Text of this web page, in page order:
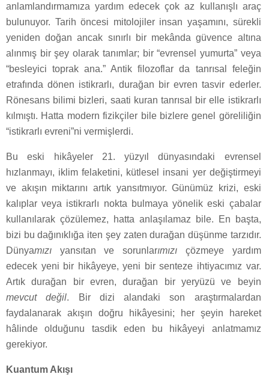
anlamlandırmamıza yardım edecek çok az kullanışlı araç
bulunuyor. Tarih öncesi mitolojiler insan yaşamını, sürekli
yeniden doğan ancak sınırlı bir mekânda güvence altına
alınmış bir şey olarak tanımlar; bir “evrensel yumurta” veya
“besleyici toprak ana.” Antik filozoflar da tanrısal feleğin
etrafında dönen istikrarlı, durağan bir evren tasvir ederler.
Rönesans bilimi bizleri, saati kuran tanrısal bir elle istikrarlı
kılmıştı. Hatta modern fizikçiler bile bizlere genel göreliliğin
“istikrarlı evreni”ni vermişlerdi.
Bu eski hikâyeler 21. yüzyıl dünyasındaki evrensel
hızlanmayı, iklim felaketini, kütlesel insani yer değiştirmeyi
ve akışın miktarını artık yansıtmıyor. Günümüz krizi, eski
kalıplar veya istikrarlı nokta bulmaya yönelik eski çabalar
kullanılarak çözülemez, hatta anlaşılamaz bile. En başta,
bizi bu dağınıklığa iten şey zaten durağan düşünme tarzıdır.
Dünyamızı yansıtan ve sorunlarımızı çözmeye yardım
edecek yeni bir hikâyeye, yeni bir senteze ihtiyacımız var.
Artık durağan bir evren, durağan bir yeryüzü ve beyin
mevcut değil. Bir dizi alandaki son araştırmalardan
faydalanarak akışın doğru hikâyesini; her şeyin hareket
hâlinde olduğunu tasdik eden bu hikâyeyi anlatmamız
gerekiyor.
Kuantum Akışı